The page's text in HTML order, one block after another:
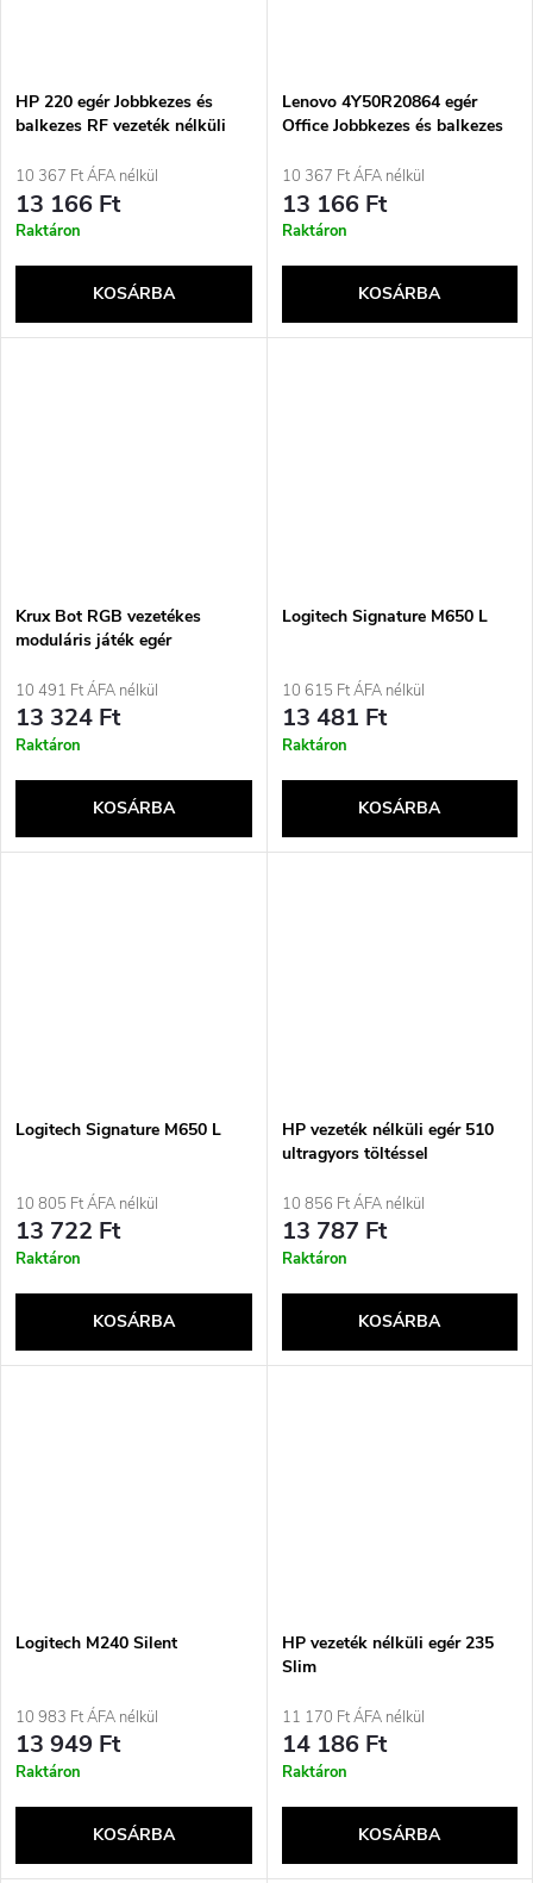
HP 220 egér Jobbkezes és
balkezes RF vezeték nélküli
10 367 Ft ÁFA nélkül
13 166 Ft
Raktáron
KOSÁRBA
Lenovo 4Y50R20864 egér
Office Jobbkezes és balkezes
10 367 Ft ÁFA nélkül
13 166 Ft
Raktáron
KOSÁRBA
Krux Bot RGB vezetékes
moduláris játék egér
10 491 Ft ÁFA nélkül
13 324 Ft
Raktáron
KOSÁRBA
Logitech Signature M650 L
10 615 Ft ÁFA nélkül
13 481 Ft
Raktáron
KOSÁRBA
Logitech Signature M650 L
10 805 Ft ÁFA nélkül
13 722 Ft
Raktáron
KOSÁRBA
HP vezeték nélküli egér 510
ultragyors töltéssel
10 856 Ft ÁFA nélkül
13 787 Ft
Raktáron
KOSÁRBA
Logitech M240 Silent
10 983 Ft ÁFA nélkül
13 949 Ft
Raktáron
KOSÁRBA
HP vezeték nélküli egér 235
Slim
11 170 Ft ÁFA nélkül
14 186 Ft
Raktáron
KOSÁRBA